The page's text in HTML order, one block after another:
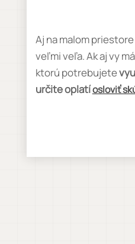
Aj na malom
veľmi veľa. Ak aj vy
ktorú potrebujete
určite oplatíosloviť